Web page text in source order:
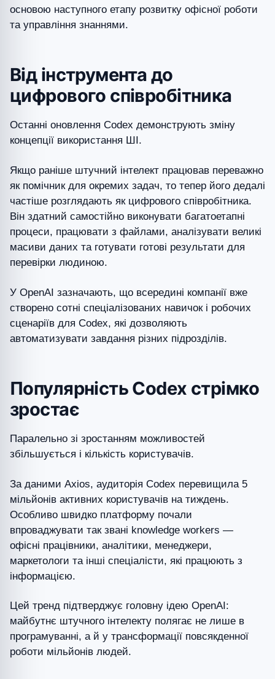
основою наступного етапу розвитку офісної роботи
та управління знаннями.
Від інструмента до
цифрового співробітника
Останні оновлення Codex демонструють зміну
концепції використання ШІ.
Якщо раніше штучний інтелект працював переважно
як помічник для окремих задач, то тепер його дедалі
частіше розглядають як цифрового співробітника.
Він здатний самостійно виконувати багатоетапні
процеси, працювати з файлами, аналізувати великі
масиви даних та готувати готові результати для
перевірки людиною.
У OpenAI зазначають, що всередині компанії вже
створено сотні спеціалізованих навичок і робочих
сценаріїв для Codex, які дозволяють
автоматизувати завдання різних підрозділів.
Популярність Codex стрімко
зростає
Паралельно зі зростанням можливостей
збільшується і кількість користувачів.
За даними Axios, аудиторія Codex перевищила 5
мільйонів активних користувачів на тиждень.
Особливо швидко платформу почали
впроваджувати так звані knowledge workers —
офісні працівники, аналітики, менеджери,
маркетологи та інші спеціалісти, які працюють з
інформацією.
Цей тренд підтверджує головну ідею OpenAI:
майбутнє штучного інтелекту полягає не лише в
програмуванні, а й у трансформації повсякденної
роботи мільйонів людей.